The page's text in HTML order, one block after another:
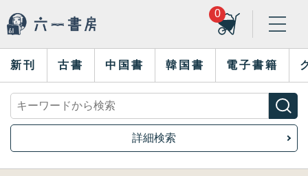
0
新刊 古書 中国書 韓国書 電子書籍
詳細検索